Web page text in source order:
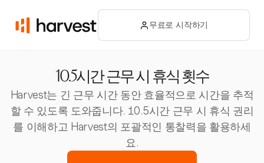
무료로 시작하기
10.5시간 근무 시 휴식 횟수
Harvest는 긴 근무 시간 동안 효율적으로 시간을 추적
할 수 있도록 도와줍니다. 10.5시간 근무 시 휴식 권리
를 이해하고 Harvest의 포괄적인 통찰력을 활용하세
요.